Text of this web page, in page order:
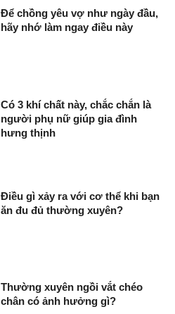
Để chồng yêu vợ như ngày đầu,
hãy nhớ làm ngay điều này
Có 3 khí chất này, chắc chắn là
người phụ nữ giúp gia đình
hưng thịnh
Điều gì xảy ra với cơ thể khi bạn
ăn đu đủ thường xuyên?
Thường xuyên ngồi vắt chéo
chân có ảnh hưởng gì?